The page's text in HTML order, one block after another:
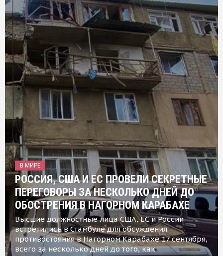
В МИРЕ
РОССИЯ, США И ЕС ПРОВЕЛИ СЕКРЕТНЫЕ
ПЕРЕГОВОРЫ ЗА НЕСКОЛЬКО ДНЕЙ ДО
ОБОСТРЕНИЯ В НАГОРНОМ КАРАБАХЕ
Высшие должностные лица США, ЕС и России
встретились в Стамбуле для обсуждения
противостояния в Нагорном Карабахе 17 сентября,
всего за несколько дней до того, как